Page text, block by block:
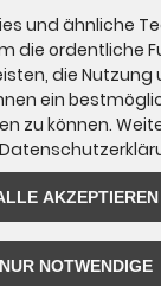
und ähnliche
die ordentliche
die Nutzung
ein
zu können.
AKZEPTIEREN
NUR NOTWENDIGE